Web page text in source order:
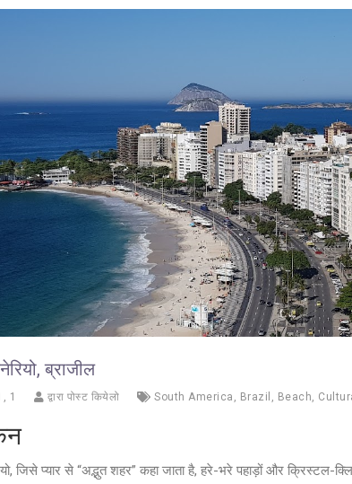
ब्राजील
1 द्वारा पोस्ट कियेलो South America Brazil Beach
जिसे प्यार से “अद्भुत शहर” कहा जाता है, हरे-भरे पहाड़ों और क्रिस्टल-